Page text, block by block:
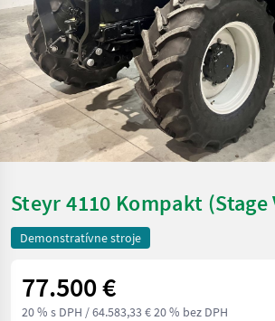
Steyr 4110 Kompakt (Stage
Demonstratívne stroje
77.500 €
20 % s DPH / 64.583,33 € 20 % bez DPH